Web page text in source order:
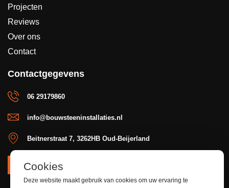
Projecten
Reviews
Over ons
Contact
Contactgegevens
06 29179860
info@bouwsteeninstallaties.nl
Beitnerstraat 7, 3262HB Oud-Beijerland
OFFERTE
Cookies
Deze website maakt gebruik van cookies om uw ervaring te